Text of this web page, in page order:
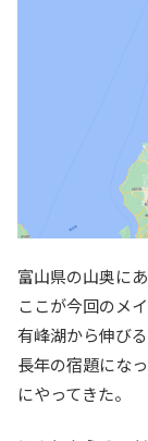
富山県の山奥に
ここが今回のメ
有峰湖から伸び
長年の宿題にな
にやってきた。